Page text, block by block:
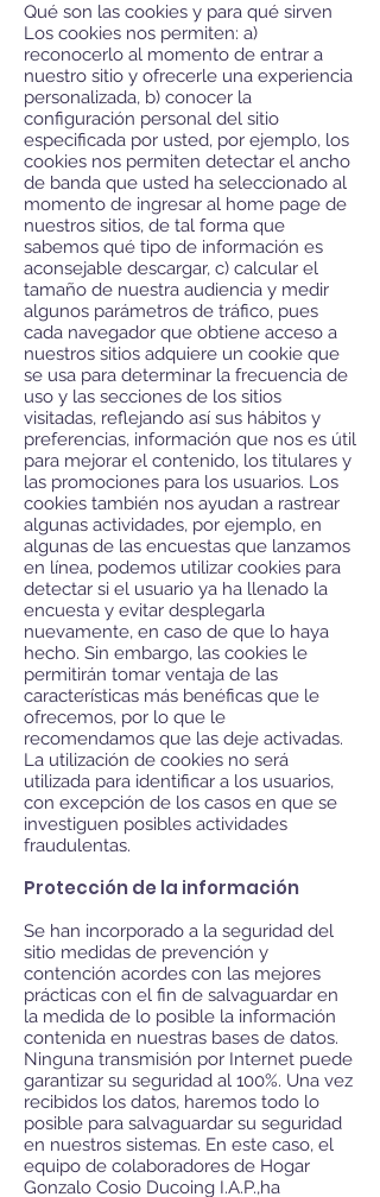
Qué son las cookies y para qué sirven
Los cookies nos permiten: a)
reconocerlo al momento de entrar a
nuestro sitio y ofrecerle una experiencia
personalizada, b) conocer la
configuración personal del sitio
especificada por usted, por ejemplo, los
cookies nos permiten detectar el ancho
de banda que usted ha seleccionado al
momento de ingresar al home page de
nuestros sitios, de tal forma que
sabemos qué tipo de información es
aconsejable descargar, c) calcular el
tamaño de nuestra audiencia y medir
algunos parámetros de tráfico, pues
cada navegador que obtiene acceso a
nuestros sitios adquiere un cookie que
se usa para determinar la frecuencia de
uso y las secciones de los sitios
visitadas, reflejando así sus hábitos y
preferencias, información que nos es útil
para mejorar el contenido, los titulares y
las promociones para los usuarios. Los
cookies también nos ayudan a rastrear
algunas actividades, por ejemplo, en
algunas de las encuestas que lanzamos
en línea, podemos utilizar cookies para
detectar si el usuario ya ha llenado la
encuesta y evitar desplegarla
nuevamente, en caso de que lo haya
hecho. Sin embargo, las cookies le
permitirán tomar ventaja de las
características más benéficas que le
ofrecemos, por lo que le
recomendamos que las deje activadas.
La utilización de cookies no será
utilizada para identificar a los usuarios,
con excepción de los casos en que se
investiguen posibles actividades
fraudulentas.
Protección de la información
Se han incorporado a la seguridad del
sitio medidas de prevención y
contención acordes con las mejores
prácticas con el fin de salvaguardar en
la medida de lo posible la información
contenida en nuestras bases de datos.
Ninguna transmisión por Internet puede
garantizar su seguridad al 100%. Una vez
recibidos los datos, haremos todo lo
posible para salvaguardar su seguridad
en nuestros sistemas. En este caso, el
equipo de colaboradores de Hogar
Gonzalo Cosio Ducoing I.A.P.,ha